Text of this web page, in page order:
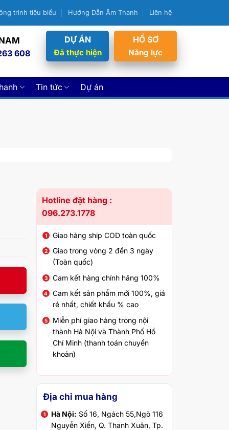
trình tiêu biểu Hướng Dẫn Âm Thanh Liên hệ
608
DỰ ÁN
Đã thực hiện
HỒ SƠ
Năng lực
Tin tức Dự án
Hotline đặt hàng :
096.273.1778
Giao hàng ship COD toàn quốc
Giao trong vòng 2 đến 3 ngày
(Toàn quốc)
Cam kết hàng chính hãng 100%
Cam kết sản phẩm mới 100%, giá
rẻ nhất, chiết khấu % cao
Miễn phí giao hàng trong nội
thành Hà Nội và Thành Phố Hồ
Chí Minh (thanh toán chuyển
khoản)
Địa chỉ mua hàng
Hà Nội: Số 16, Ngách 55,Ngõ 116
Nguyễn Xiển, Q. Thanh Xuân, Tp.